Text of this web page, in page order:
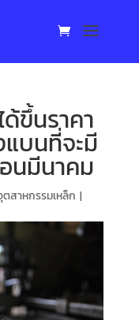
ขึ้นราคา
บนที่จะมี
นมีนาคม
ตสาหกรรมเหล็ก |